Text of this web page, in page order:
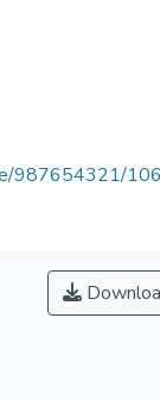
987654321/